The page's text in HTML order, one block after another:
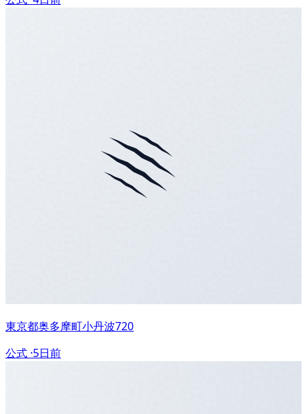
東京都奥多摩町小丹波720
公式 ·5日前